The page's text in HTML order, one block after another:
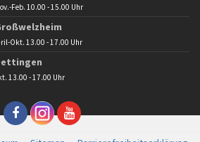
Feb. 10.00 - 15.00 Uhr
Okt. 13.00 - 17.00 Uhr
13.00 - 17.00 Uhr